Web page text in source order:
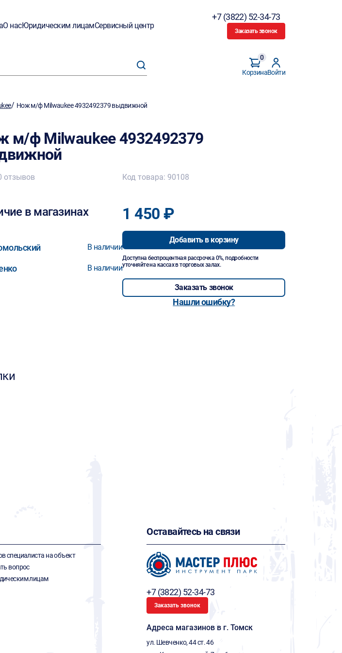
О насЮридическим лицамСервисный центр
+7 (3822) 52-34-73
Заказать звонок
Корзина
0
Войти
/ Нож м/ф Milwaukee 4932492379 выдвижной
м/ф Milwaukee 4932492379
отзывов
в магазинах
В наличии
В наличии
Код товара: 90108
1 450 ₽
Добавить в корзину
Доступна беспроцентная рассрочка 0%, подробности
уточняйте на кассах в торговых залах.
Заказать звонок
Нашли ошибку?
специалиста на объект
вопрос
лицам
Оставайтесь на связи
+7 (3822) 52-34-73
Заказать звонок
Адреса магазинов в г. Томск
ул. Шевченко, 44 ст. 46